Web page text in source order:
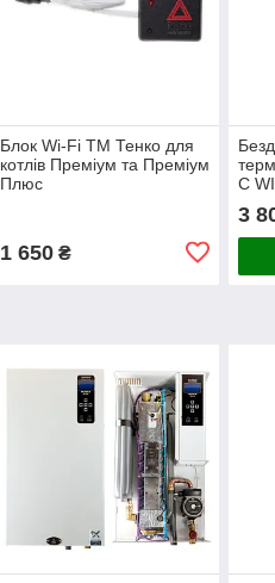
Блок Wi-Fi ТМ Тенко для
котлів Преміум та Преміум
Плюс
1 650₴
C
3